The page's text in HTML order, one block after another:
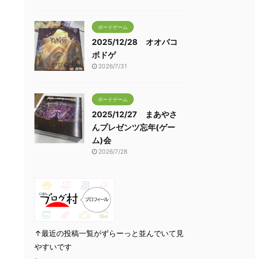
ボードゲーム
2025/12/28 オオバコ
ボドゲ
2026/7/31
ボードゲーム
2025/12/27 まあやさ
んプレゼンツ忘年(ゲー
ム)会
2026/7/28
↑最近の投稿一覧がずらーっと並んでいて見
やすいです